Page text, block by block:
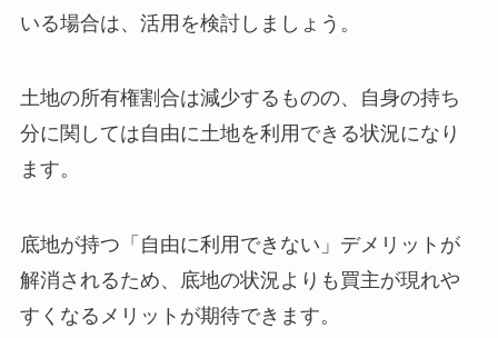
いる場合は、活用を検討しましょう。
土地の所有権割合は減少するものの、自身の持ち
分に関しては自由に土地を利用できる状況になり
ます。
底地が持つ「自由に利用できない」デメリットが
解消されるため、底地の状況よりも買主が現れや
すくなるメリットが期待できます。